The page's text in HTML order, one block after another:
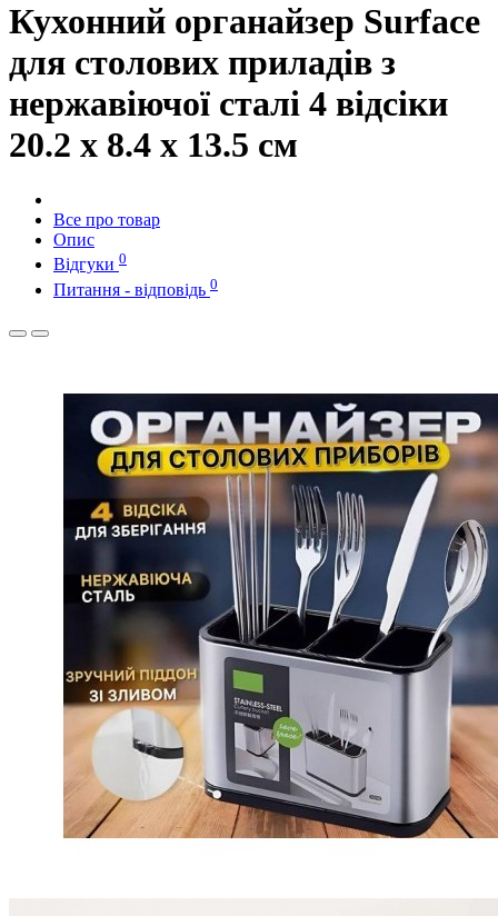
Кухонний органайзер Surface
для столових приладів з
нержавіючої сталі 4 відсіки
20.2 х 8.4 х 13.5 см
Все про товар
Опис
Відгуки 0
Питання - відповідь 0